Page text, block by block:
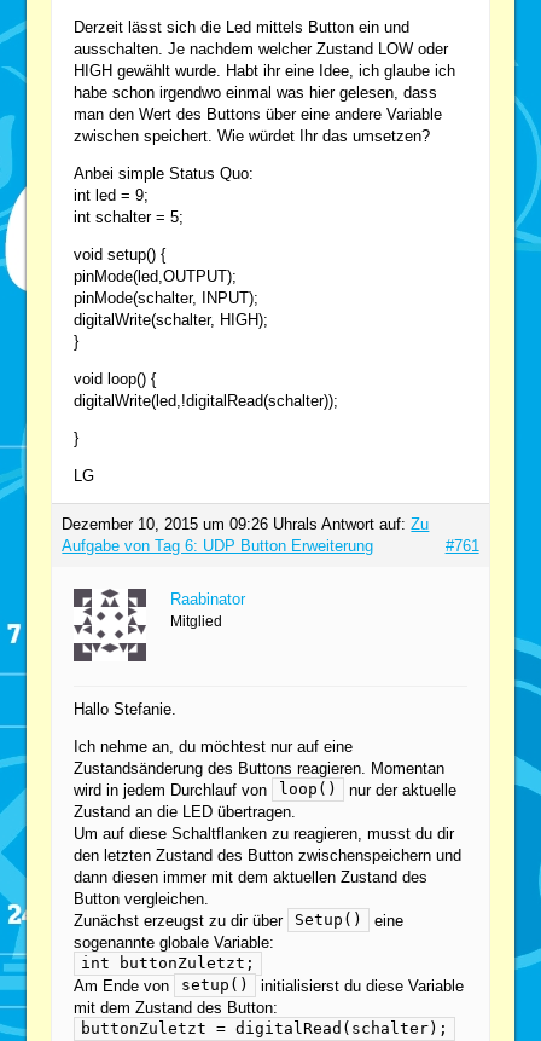
Derzeit lässt sich die Led mittels Button ein und
ausschalten. Je nachdem welcher Zustand LOW oder
HIGH gewählt wurde. Habt ihr eine Idee, ich glaube ich
habe schon irgendwo einmal was hier gelesen, dass
man den Wert des Buttons über eine andere Variable
zwischen speichert. Wie würdet Ihr das umsetzen?
Anbei simple Status Quo:
int led = 9;
int schalter = 5;
void setup() {
pinMode(led,OUTPUT);
pinMode(schalter, INPUT);
digitalWrite(schalter, HIGH);
}
void loop() {
digitalWrite(led,!digitalRead(schalter));
}
LG
Dezember 10, 2015 um 09:26 Uhrals Antwort auf:Zu
Aufgabe von Tag 6: UDP Button Erweiterung
#761
Raabinator
Mitglied
Hallo Stefanie.
Ich nehme an, du möchtest nur auf eine
Zustandsänderung des Buttons reagieren. Momentan
wird in jedem Durchlauf von
loop()
nur der aktuelle
Zustand an die LED übertragen.
Um auf diese Schaltflanken zu reagieren, musst du dir
den letzten Zustand des Button zwischenspeichern und
dann diesen immer mit dem aktuellen Zustand des
Button vergleichen.
Zunächst erzeugst zu dir über
Setup()
eine
sogenannte globale Variable:
int buttonZuletzt;
Am Ende von
setup()
initialisierst du diese Variable
mit dem Zustand des Button:
buttonZuletzt = digitalRead(schalter);